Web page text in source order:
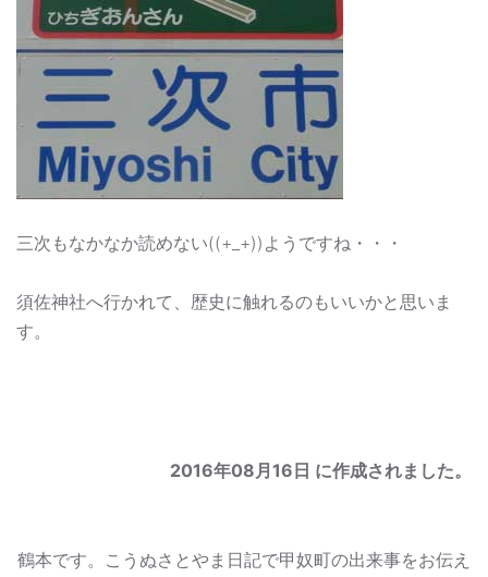
三次もなかなか読めない((+_+))ようですね・・・
須佐神社へ行かれて、歴史に触れるのもいいかと思いま
す。
2016年08月16日 に作成されました。
鶴本です。こうぬさとやま日記で甲奴町の出来事をお伝え